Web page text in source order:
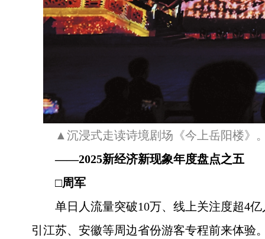
▲沉浸式走读诗境剧场《今上岳阳楼》
——2025新经济新现象年度盘点之五
□周军
单日人流量突破10万、线上关注度超4
引江苏、安徽等周边省份游客专程前来体验